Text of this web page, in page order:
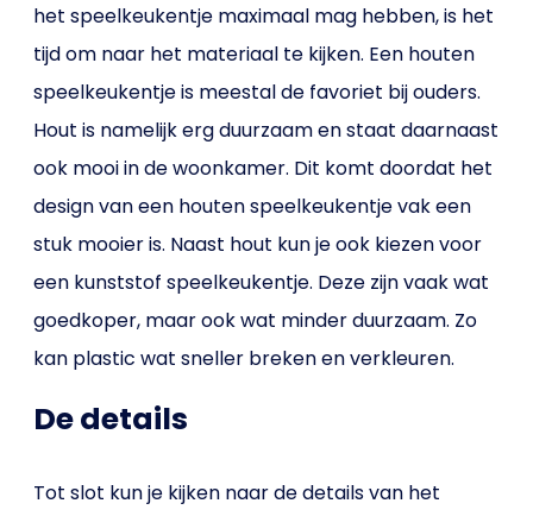
het speelkeukentje maximaal mag hebben, is het
tijd om naar het materiaal te kijken. Een houten
speelkeukentje is meestal de favoriet bij ouders.
Hout is namelijk erg duurzaam en staat daarnaast
ook mooi in de woonkamer. Dit komt doordat het
design van een houten speelkeukentje vak een
stuk mooier is. Naast hout kun je ook kiezen voor
een kunststof speelkeukentje. Deze zijn vaak wat
goedkoper, maar ook wat minder duurzaam. Zo
kan plastic wat sneller breken en verkleuren.
De details
Tot slot kun je kijken naar de details van het